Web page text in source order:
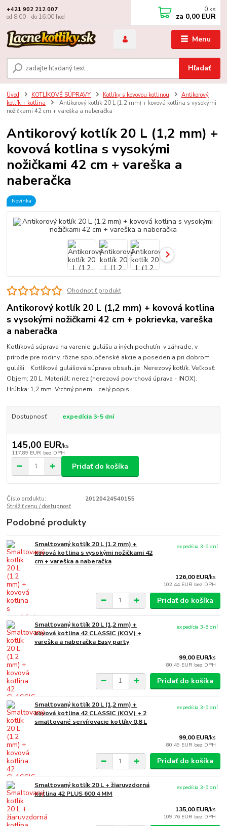
Menu
Hľadať
+421 902 212 007
od 8:00 - do 16:00 hod
0 ks
za 0,00 EUR
Úvod KOTLÍKOVÉ SÚPRAVY Kotlíky s kovovou kotlinou
Antikorový
kotlík + kotlina
Antikorový kotlík 20 L (1,2 mm) + kovová kotlina s vysokými
nožičkami 42 cm + vareška a naberačka
Antikorový kotlík 20 L (1,2 mm) +
kovová kotlina s vysokými
nožičkami 42 cm + vareška a
naberačka
Novinka
Ohodnotiť produkt
Antikorový kotlík 20 L (1,2 mm) + kovová kotlina
s vysokými nožičkami 42 cm + pokrievka, vareška
a naberačka
Kotlíková súprava na varenie gulášu a iných pochutín v záhrade, v
prírode pre rodiny, rôzne spoločenské akcie a posedenia pri dobrom
guláši. Kotlíková gulášová súprava obsahuje: Nerezový kotlík. Veľkosť:
Objem: 20 L. Materiál: nerez (nerezová povrchová úprava - INOX).
Hrúbka: 1,2 mm. Vrchný priem... celý popis
Dostupnosť expedícia 3-5 dní
145,00 EUR/ks
117,89 EUR bez DPH
Pridať do košíka
Číslo produktu:
20120424540155
Strážiť cenu / dostupnosť
Podobné produkty
Smaltovaný kotlík 20 L (1,2 mm) +
kovová kotlina s vysokými nožičkami 42
cm + vareška a naberačka
126,00 EUR/ks
102,44 EUR bez DPH
expedícia 3-5 dní
Pridať do košíka
Smaltovaný kotlík 20 L (1,2 mm) +
kovová kotlina 42 CLASSIC (KOV) +
vareška a naberačka Easy party
99,00 EUR/ks
80,49 EUR bez DPH
expedícia 3-5 dní
Pridať do košíka
Smaltovaný kotlík 20 L (1,2 mm) +
kovová kotlina 42 CLASSIC (KOV) + 2
smaltované servírovacie kotlíky 0,8 L
99,00 EUR/ks
80,49 EUR bez DPH
expedícia 3-5 dní
Pridať do košíka
Smaltovaný kotlík 20 L + žiaruvzdorná
kotlina 42 PLUS 600 4 MM
135,00 EUR/ks
109,76 EUR bez DPH
expedícia 3-5 dní